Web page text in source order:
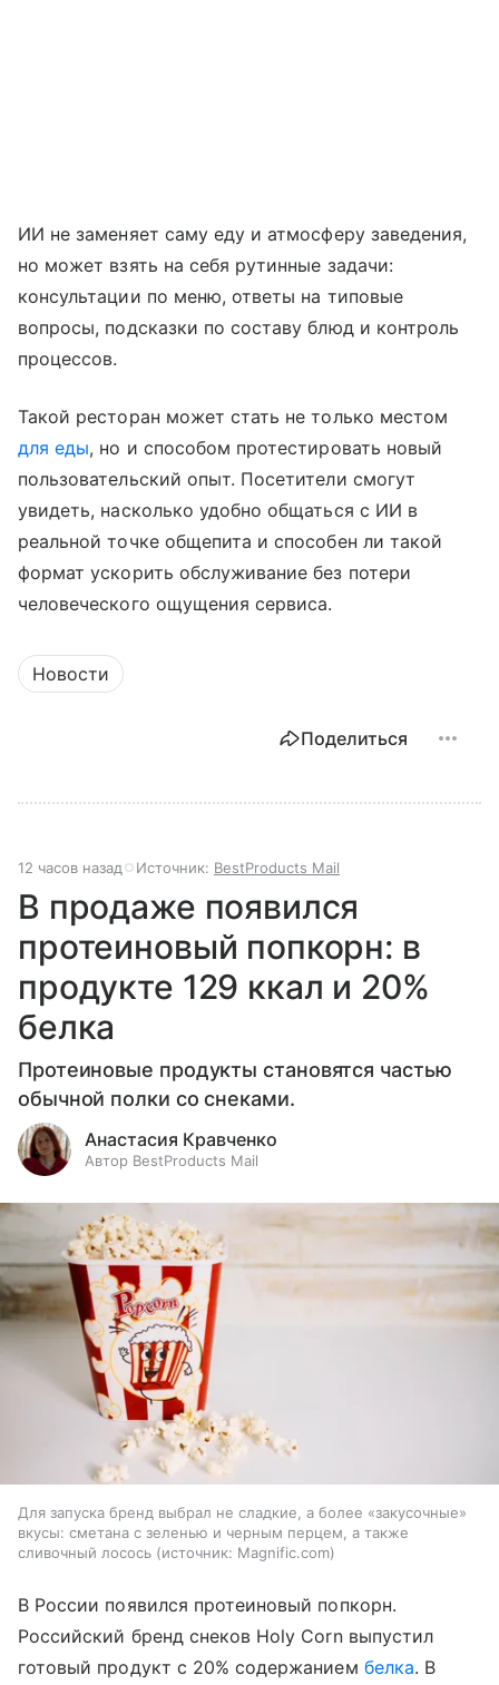
ИИ не заменяет саму еду и атмосферу заведения,
но может взять на себя рутинные задачи:
консультации по меню, ответы на типовые
вопросы, подсказки по составу блюд и контроль
процессов.
Такой ресторан может стать не только местом
для еды, но и способом протестировать новый
пользовательский опыт. Посетители смогут
увидеть, насколько удобно общаться с ИИ в
реальной точке общепита и способен ли такой
формат ускорить обслуживание без потери
человеческого ощущения сервиса.
Новости
Поделиться
12 часов назад Источник: BestProducts Mail
В продаже появился
протеиновый попкорн: в
продукте 129 ккал и 20%
белка
Протеиновые продукты становятся частью
обычной полки со снеками.
Анастасия Кравченко
Автор BestProducts Mail
Для запуска бренд выбрал не сладкие, а более «закусочные»
вкусы: сметана с зеленью и черным перцем, а также
сливочный лосось
источник: Magnific.com
В России появился протеиновый попкорн.
Российский бренд снеков Holy Corn выпустил
готовый продукт с 20% содержанием белка. В